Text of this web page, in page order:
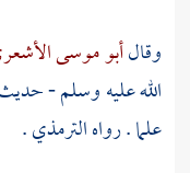
وقالأبو موسى
الله عليه وسلم -
علما . رواهالترمذي.